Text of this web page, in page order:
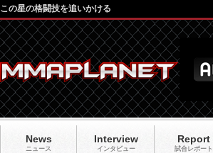
News
ニュース
Interview
インタビュー
Report
試合レポート
この星の格闘技を追いかける